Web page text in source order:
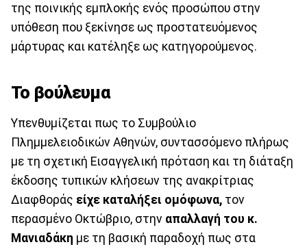
της ποινικής εμπλοκής ενός προσώπου στην
υπόθεση που ξεκίνησε ως προστατευόμενος
μάρτυρας και κατέληξε ως κατηγορούμενος.
Το βούλευμα
Υπενθυμίζεται πως το Συμβούλιο
Πλημμελειοδικών Αθηνών, συντασσόμενο πλήρως
με τη σχετική Εισαγγελική πρόταση και τη διάταξη
έκδοσης τυπικών κλήσεων της ανακρίτριας
Διαφθοράς είχε καταλήξει ομόφωνα, τον
περασμένο Οκτώβριο, στην απαλλαγή του κ.
Μανιαδάκη με τη βασική παραδοχή πως στα